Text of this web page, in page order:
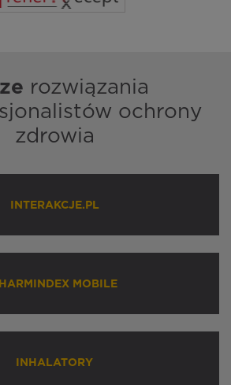
rozwiązania
ochrony
zdrowia
INTERAKCJE.PL
MOBILE
INHALATORY